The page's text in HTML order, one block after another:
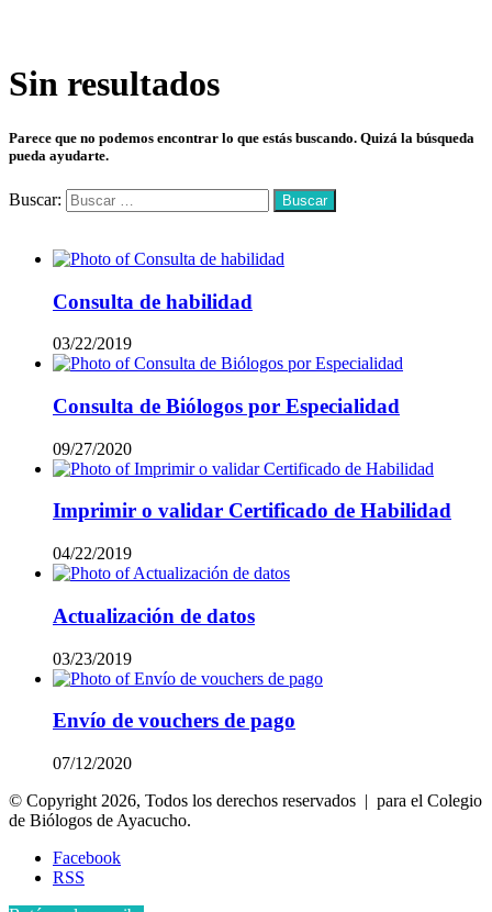
Sin resultados
Parece que no podemos encontrar lo que estás buscando. Quizá la búsqueda
pueda ayudarte.
Buscar:
Consulta de habilidad
03/22/2019
Consulta de Biólogos por Especialidad
09/27/2020
Imprimir o validar Certificado de Habilidad
04/22/2019
Actualización de datos
03/23/2019
Envío de vouchers de pago
07/12/2020
© Copyright 2026, Todos los derechos reservados | para el Colegio
de Biólogos de Ayacucho.
Facebook
RSS